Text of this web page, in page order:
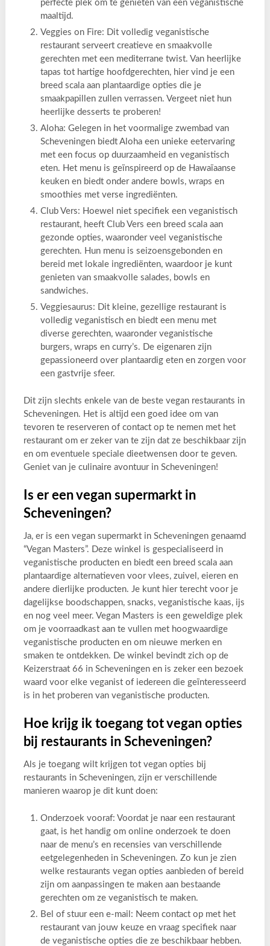
perfecte plek om te genieten van een veganistische
maaltijd.
Veggies on Fire: Dit volledig veganistische
restaurant serveert creatieve en smaakvolle
gerechten met een mediterrane twist. Van heerlijke
tapas tot hartige hoofdgerechten, hier vind je een
breed scala aan plantaardige opties die je
smaakpapillen zullen verrassen. Vergeet niet hun
heerlijke desserts te proberen!
Aloha: Gelegen in het voormalige zwembad van
Scheveningen biedt Aloha een unieke eetervaring
met een focus op duurzaamheid en veganistisch
eten. Het menu is geïnspireerd op de Hawaïaanse
keuken en biedt onder andere bowls, wraps en
smoothies met verse ingrediënten.
Club Vers: Hoewel niet specifiek een veganistisch
restaurant, heeft Club Vers een breed scala aan
gezonde opties, waaronder veel veganistische
gerechten. Hun menu is seizoensgebonden en
bereid met lokale ingrediënten, waardoor je kunt
genieten van smaakvolle salades, bowls en
sandwiches.
Veggiesaurus: Dit kleine, gezellige restaurant is
volledig veganistisch en biedt een menu met
diverse gerechten, waaronder veganistische
burgers, wraps en curry’s. De eigenaren zijn
gepassioneerd over plantaardig eten en zorgen voor
een gastvrije sfeer.
Dit zijn slechts enkele van de beste vegan restaurants in
Scheveningen. Het is altijd een goed idee om van
tevoren te reserveren of contact op te nemen met het
restaurant om er zeker van te zijn dat ze beschikbaar zijn
en om eventuele speciale dieetwensen door te geven.
Geniet van je culinaire avontuur in Scheveningen!
Is er een vegan supermarkt in
Scheveningen?
Ja, er is een vegan supermarkt in Scheveningen genaamd
“Vegan Masters”. Deze winkel is gespecialiseerd in
veganistische producten en biedt een breed scala aan
plantaardige alternatieven voor vlees, zuivel, eieren en
andere dierlijke producten. Je kunt hier terecht voor je
dagelijkse boodschappen, snacks, veganistische kaas, ijs
en nog veel meer. Vegan Masters is een geweldige plek
om je voorraadkast aan te vullen met hoogwaardige
veganistische producten en om nieuwe merken en
smaken te ontdekken. De winkel bevindt zich op de
Keizerstraat 66 in Scheveningen en is zeker een bezoek
waard voor elke veganist of iedereen die geïnteresseerd
is in het proberen van veganistische producten.
Hoe krijg ik toegang tot vegan opties
bij restaurants in Scheveningen?
Als je toegang wilt krijgen tot vegan opties bij
restaurants in Scheveningen, zijn er verschillende
manieren waarop je dit kunt doen:
Onderzoek vooraf: Voordat je naar een restaurant
gaat, is het handig om online onderzoek te doen
naar de menu’s en recensies van verschillende
eetgelegenheden in Scheveningen. Zo kun je zien
welke restaurants vegan opties aanbieden of bereid
zijn om aanpassingen te maken aan bestaande
gerechten om ze veganistisch te maken.
Bel of stuur een e-mail: Neem contact op met het
restaurant van jouw keuze en vraag specifiek naar
de veganistische opties die ze beschikbaar hebben.